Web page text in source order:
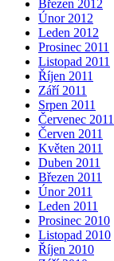
Březen 2012
Únor 2012
Leden 2012
Prosinec 2011
Listopad 2011
Říjen 2011
Září 2011
Srpen 2011
Červenec 2011
Červen 2011
Květen 2011
Duben 2011
Březen 2011
Únor 2011
Leden 2011
Prosinec 2010
Listopad 2010
Říjen 2010